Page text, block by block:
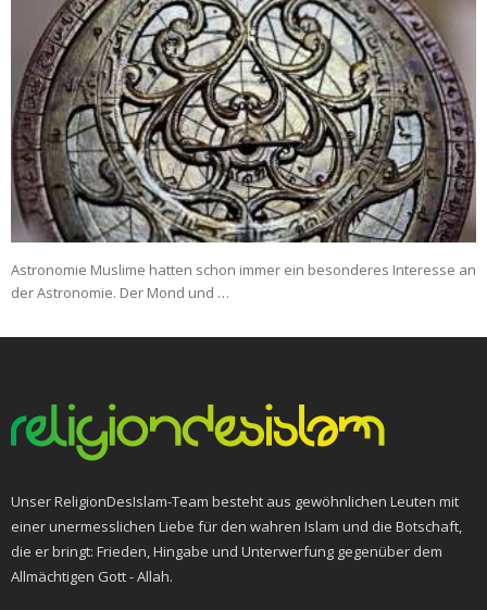
Astronomie Muslime hatten schon immer ein besonderes Interesse an
der Astronomie. Der Mond und …
Unser ReligionDesIslam-Team besteht aus gewöhnlichen Leuten mit
einer unermesslichen Liebe für den wahren Islam und die Botschaft,
die er bringt: Frieden, Hingabe und Unterwerfung gegenüber dem
Allmächtigen Gott - Allah.